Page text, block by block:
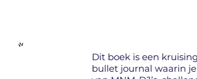
Dit boek is een
bullet journal waarin